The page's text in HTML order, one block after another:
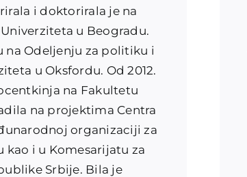
i doktorirala je na
u Beogradu.
Odeljenju za politiku i
u Oksfordu. Od 2012.
na Fakultetu
na projektima Centra
organizaciji za
i u Komesarijatu za
Srbije. Bila je